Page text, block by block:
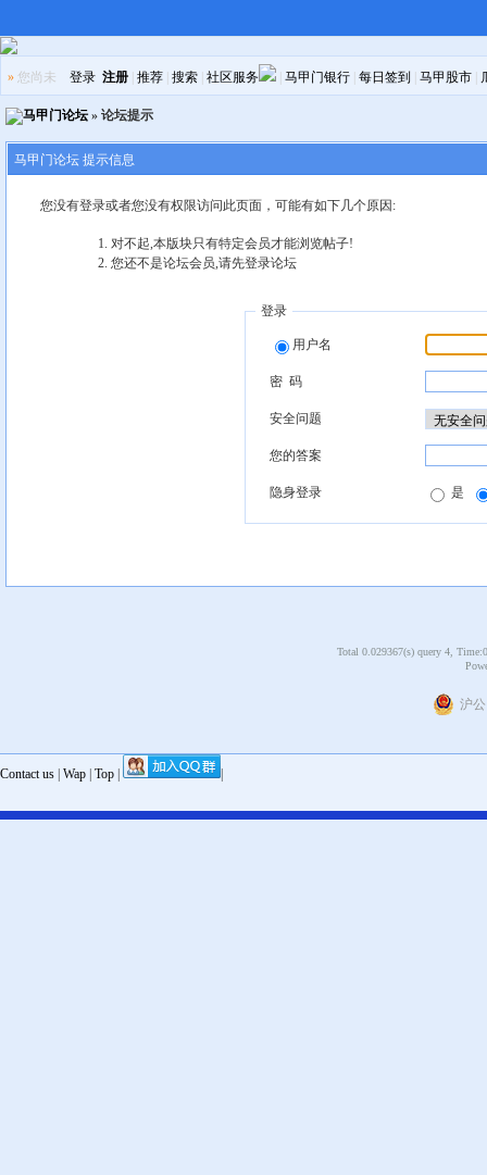
» 您尚未 登录 注册 推荐 搜索 社区服务 马甲门银行 每日签到 马甲股市
马甲门论坛 » 论坛提示
马甲门论坛 提示信息
您没有登录或者您没有权限访问此页面，可能有如下几个原因:
对不起,本版块只有特定会员才能浏览帖子!
您还不是论坛会员,请先登录论坛
登录
用户名
密 码
安全问题
您的答案
隐身登录 是
Total 0.029367(s) query 4,
沪公
Contact us Wap Top